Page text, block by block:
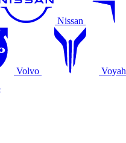
Nissan
Volvo Voyah